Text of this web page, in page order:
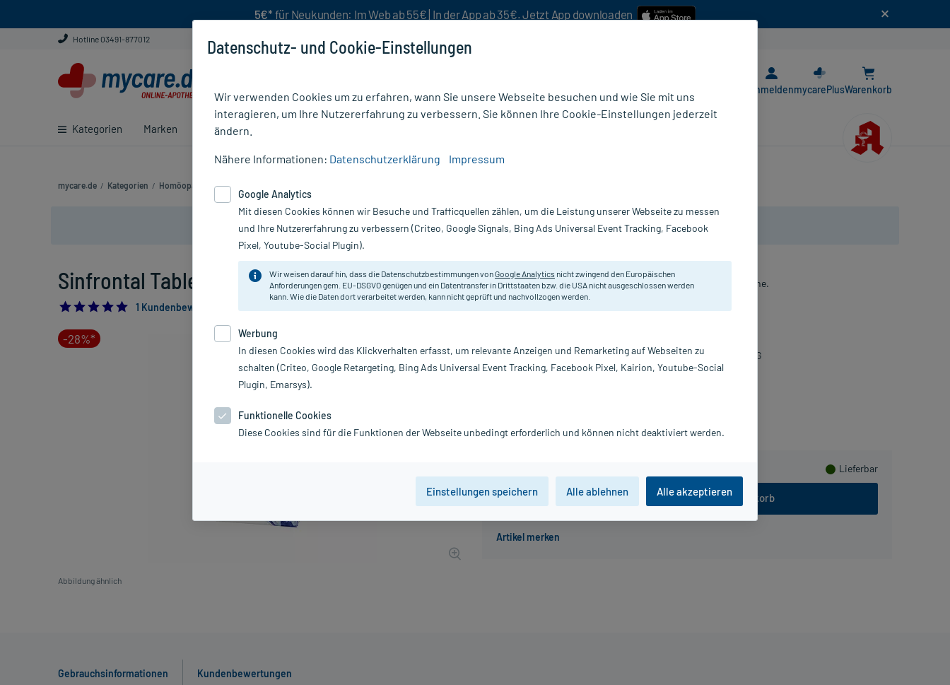
5€* für Neukunden: Im Web ab 55€ | In der App ab 35€. Jetzt App downloaden
Hotline 03491-877012
Kategorien Marken Ratgeber
AnmeldenmycarePlusWarenkorb
mycare.de / Kategorien / Homöopathie / Komplexmittel
Nur für kurze Zeit:Gratis-Versand* ab 19€ Mindestbestellwert!
Sinfrontal Tabletten, 100 St
5.0
1 Kundenbewertung*
-28%*
Abbildung ähnlich
inkl. MwSt. zzgl.Versandkosten
Lieferbar
In den Warenkorb
Homöopathisches Arzneimittel bei Erkrankungen der Atemorgane.
Darreichung:
Tabletten
Hersteller:
Dr. Gustav Klein GmbH & Co. KG
Information:
Packungsbeilage als PDF
Gebrauchsinformationen Kundenbewertungen
Datenschutz- und Cookie-Einstellungen
Wir verwenden Cookies um zu erfahren, wann Sie unsere Webseite besuchen und wie Sie mit uns
interagieren, um Ihre Nutzererfahrung zu verbessern. Sie können Ihre Cookie-Einstellungen jederzeit
ändern.
Nähere Informationen: Datenschutzerklärung Impressum
Google Analytics
Mit diesen Cookies können wir Besuche und Trafficquellen zählen, um die Leistung unserer Webseite zu messen
und Ihre Nutzererfahrung zu verbessern (Criteo, Google Signals, Bing Ads Universal Event Tracking, Facebook
Pixel, Youtube-Social Plugin).
Wir weisen darauf hin, dass die Datenschutzbestimmungen vonGoogle Analytics nicht zwingend den Europäischen
Anforderungen gem. EU-DSGVO genügen und ein Datentransfer in Drittstaaten bzw. die USA nicht ausgeschlossen werden
kann. Wie die Daten dort verarbeitet werden, kann nicht geprüft und nachvollzogen werden.
Werbung
In diesen Cookies wird das Klickverhalten erfasst, um relevante Anzeigen und Remarketing auf Webseiten zu
schalten (Criteo, Google Retargeting, Bing Ads Universal Event Tracking, Facebook Pixel, Kairion, Youtube-Social
Plugin, Emarsys).
Funktionelle Cookies
Diese Cookies sind für die Funktionen der Webseite unbedingt erforderlich und können nicht deaktiviert werden.
Einstellungen speichern Alle ablehnen Alle akzeptieren